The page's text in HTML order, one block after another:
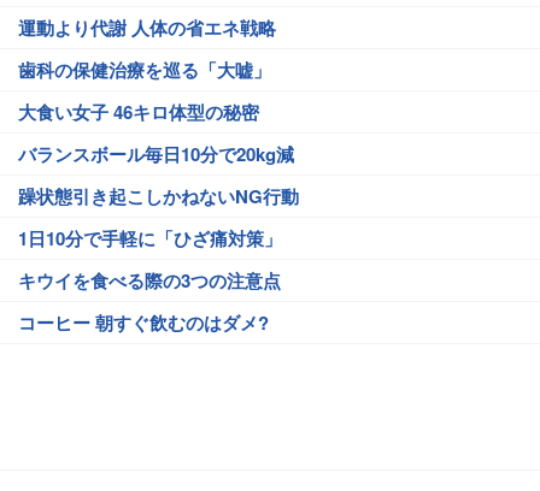
運動より代謝 人体の省エネ戦略
歯科の保健治療を巡る「大嘘」
大食い女子 46キロ体型の秘密
バランスボール毎日10分で20kg減
躁状態引き起こしかねないNG行動
1日10分で手軽に「ひざ痛対策」
キウイを食べる際の3つの注意点
コーヒー 朝すぐ飲むのはダメ?